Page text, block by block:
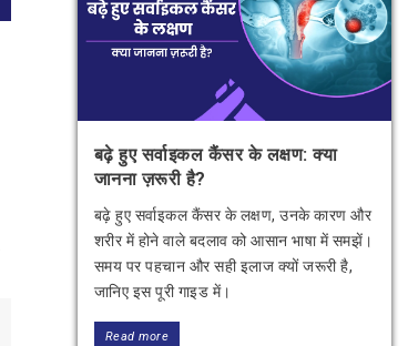
बढ़े हुए सर्वाइकल कैंसर के लक्षण: क्या
जानना ज़रूरी है?
बढ़े हुए सर्वाइकल कैंसर के लक्षण, उनके कारण और
शरीर में होने वाले बदलाव को आसान भाषा में समझें।
समय पर पहचान और सही इलाज क्यों जरूरी है,
जानिए इस पूरी गाइड में।
Read more